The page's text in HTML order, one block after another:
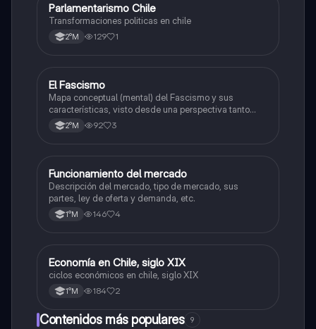
Historia
Parlamentarismo Chile
Transformaciones politicas en chile
2°M 129 1
Historia
El Fascismo
Mapa conceptual (mental) del Fascismo y sus
características, visto desde una perspectiva tanto
como política, cultural y económica/social.
2°M 92 3
Historia
Funcionamiento del mercado
Descripción del mercado, tipo de mercado, sus
partes, ley de oferta y demanda, etc.
1°M 146 4
Historia
Economía en Chile, siglo XIX
ciclos económicos en chile, siglo XIX
1°M 184 2
Contenidos más populares 9